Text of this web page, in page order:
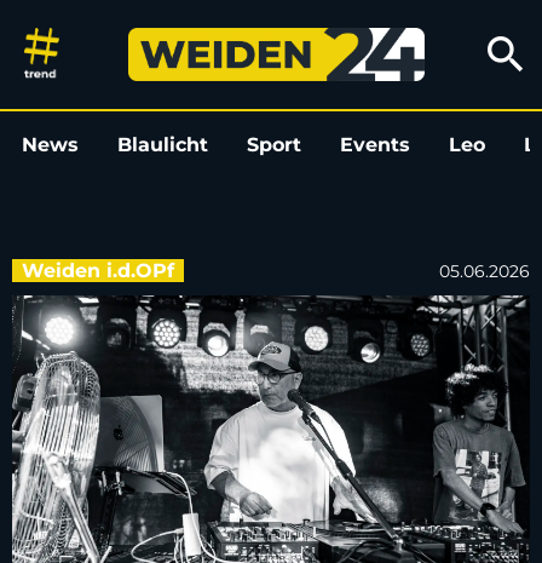
Sommerserenaden Weiden
search
News Blaulicht Sport Events Leo
Weiden i.d.OPf 05.06.2026